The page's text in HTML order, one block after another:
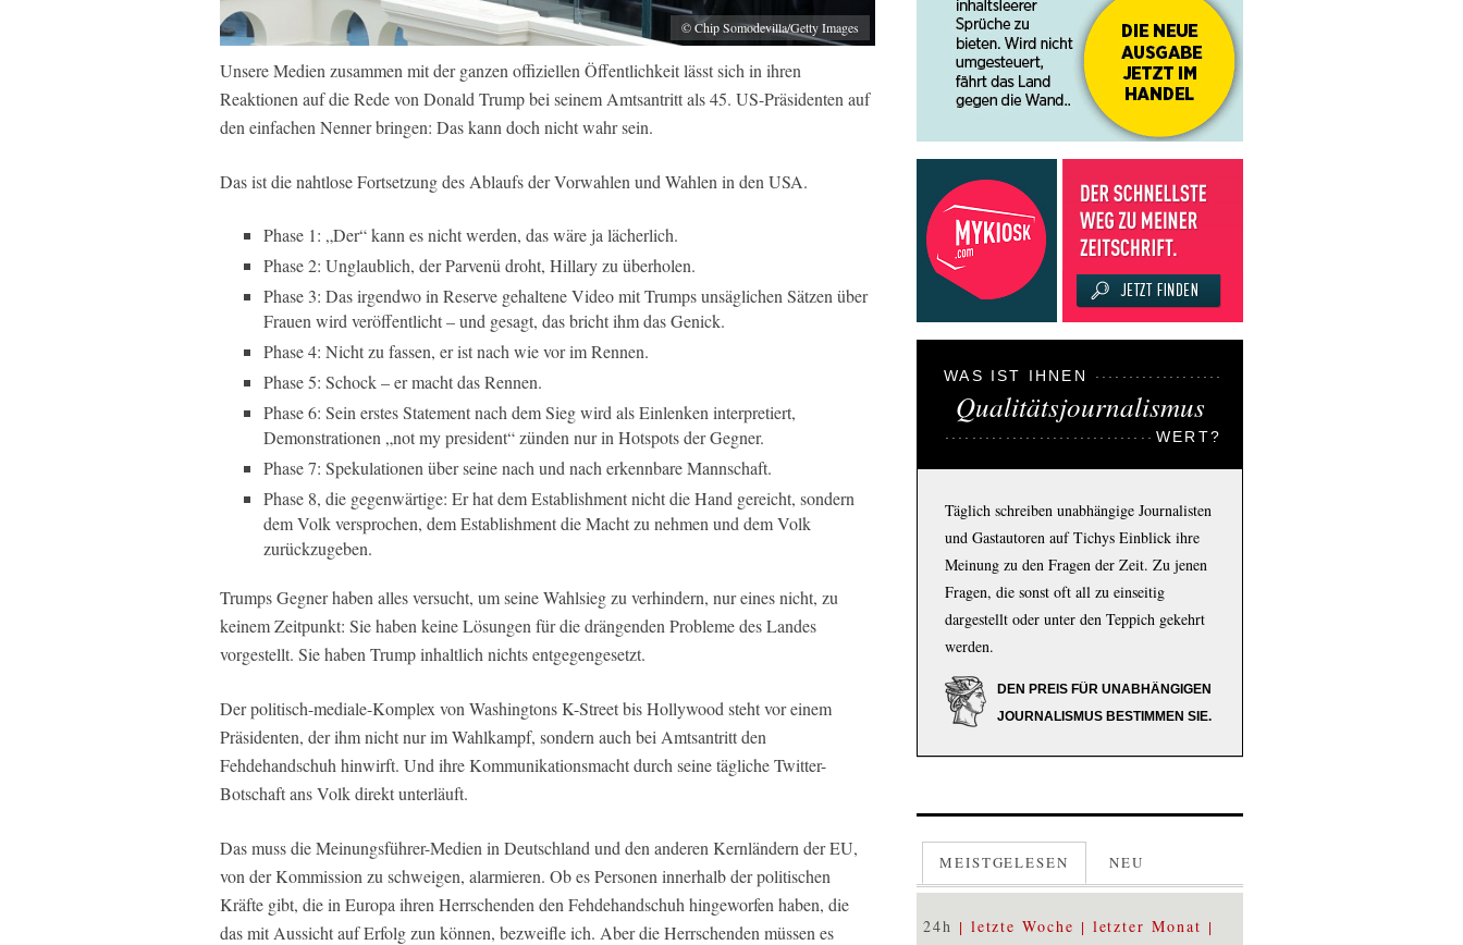
© Chip Somodevilla/Getty Images
Unsere Medien zusammen mit der ganzen offiziellen Öffentlichkeit lässt sich in ihren
Reaktionen auf die Rede von Donald Trump bei seinem Amtsantritt als 45. US-Präsidenten auf
den einfachen Nenner bringen: Das kann doch nicht wahr sein.
Das ist die nahtlose Fortsetzung des Ablaufs der Vorwahlen und Wahlen in den USA.
Phase 1: „Der“ kann es nicht werden, das wäre ja lächerlich.
Phase 2: Unglaublich, der Parvenü droht, Hillary zu überholen.
Phase 3: Das irgendwo in Reserve gehaltene Video mit Trumps unsäglichen Sätzen über
Frauen wird veröffentlicht – und gesagt, das bricht ihm das Genick.
Phase 4: Nicht zu fassen, er ist nach wie vor im Rennen.
Phase 5: Schock – er macht das Rennen.
Phase 6: Sein erstes Statement nach dem Sieg wird als Einlenken interpretiert,
Demonstrationen „not my president“ zünden nur in Hotspots der Gegner.
Phase 7: Spekulationen über seine nach und nach erkennbare Mannschaft.
Phase 8, die gegenwärtige: Er hat dem Establishment nicht die Hand gereicht, sondern
dem Volk versprochen, dem Establishment die Macht zu nehmen und dem Volk
zurückzugeben.
Trumps Gegner haben alles versucht, um seine Wahlsieg zu verhindern, nur eines nicht, zu
keinem Zeitpunkt: Sie haben keine Lösungen für die drängenden Probleme des Landes
vorgestellt. Sie haben Trump inhaltlich nichts entgegengesetzt.
Der politisch-mediale-Komplex von Washingtons K-Street bis Hollywood steht vor einem
Präsidenten, der ihm nicht nur im Wahlkampf, sondern auch bei Amtsantritt den
Fehdehandschuh hinwirft. Und ihre Kommunikationsmacht durch seine tägliche Twitter-
Botschaft ans Volk direkt unterläuft.
Das muss die Meinungsführer-Medien in Deutschland und den anderen Kernländern der EU,
von der Kommission zu schweigen, alarmieren. Ob es Personen innerhalb der politischen
Kräfte gibt, die in Europa ihren Herrschenden den Fehdehandschuh hingeworfen haben, die
das mit Aussicht auf Erfolg zun können, bezweifle ich. Aber die Herrschenden müssen es
WAS IST IHNEN
Qualitätsjournalismus
WERT?
Täglich schreiben unabhängige Journalisten
und Gastautoren auf Tichys Einblick ihre
Meinung zu den Fragen der Zeit. Zu jenen
Fragen, die sonst oft all zu einseitig
dargestellt oder unter den Teppich gekehrt
werden.
DEN PREIS FÜR UNABHÄNGIGEN
JOURNALISMUS BESTIMMEN SIE.
MEISTGELESEN NEU
24h letzte Woche letzter Monat